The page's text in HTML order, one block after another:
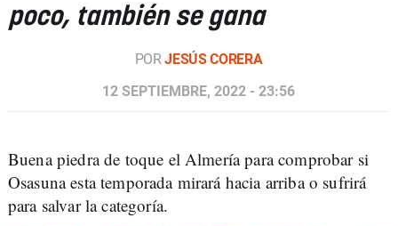
poco, también se gana
PORJESÚS CORERA
12 SEPTIEMBRE, 2022 - 23:56
Buena piedra de toque el Almería para comprobar si
Osasuna esta temporada mirará hacia arriba o sufrirá
para salvar la categoría.